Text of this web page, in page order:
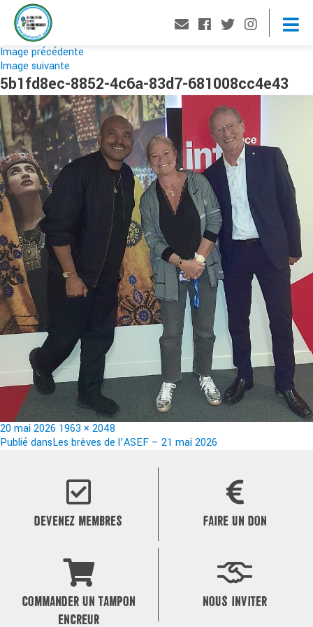
Image précédente
Image suivante
5b1fd8ec-8852-4c6a-83d7-681008cc4e43
Publié
le
20 mai 2026 Taille
réelle
1963 × 2048
Navigation
Publié dansLes brèves de l’ASEF – 21 mai 2026
DEVENEZ MEMBRES FAIRE UN DON
COMMANDER UN TAMPON
ENCREUR
NOUS INVITER